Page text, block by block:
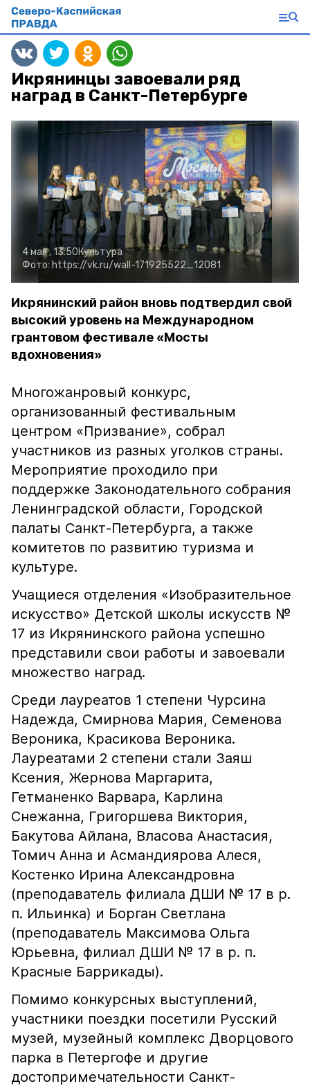
Икрянинцы завоевали ряд
наград в Санкт-Петербурге
4 мая , 13:50Культура
Фото: https://vk.ru/wall-171925522_12081
Икрянинский район вновь подтвердил свой
высокий уровень на Международном
грантовом фестивале «Мосты
вдохновения»
Многожанровый конкурс,
организованный фестивальным
центром «Призвание», собрал
участников из разных уголков страны.
Мероприятие проходило при
поддержке Законодательного собрания
Ленинградской области, Городской
палаты Санкт-Петербурга, а также
комитетов по развитию туризма и
культуре.
Учащиеся отделения «Изобразительное
искусство» Детской школы искусств №
17 из Икрянинского района успешно
представили свои работы и завоевали
множество наград.
Среди лауреатов 1 степени Чурсина
Надежда, Смирнова Мария, Семенова
Вероника, Красикова Вероника.
Лауреатами 2 степени стали Заяш
Ксения, Жернова Маргарита,
Гетманенко Варвара, Карлина
Снежанна, Григоршева Виктория,
Бакутова Айлана, Власова Анастасия,
Томич Анна и Асмандиярова Алеся,
Костенко Ирина Александровна
(преподаватель филиала ДШИ № 17 в р.
п. Ильинка) и Борган Светлана
(преподаватель Максимова Ольга
Юрьевна, филиал ДШИ № 17 в р. п.
Красные Баррикады).
Помимо конкурсных выступлений,
участники поездки посетили Русский
музей, музейный комплекс Дворцового
парка в Петергофе и другие
достопримечательности Санкт-